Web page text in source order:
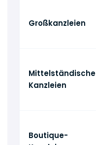
Großkanzleien
Mittelständische
Kanzleien
Boutique-